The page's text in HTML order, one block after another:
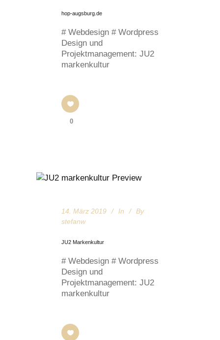
hop-augsburg.de
# Webdesign # Wordpress
Design und
Projektmanagement: JU2
markenkultur
0
14. März 2019 In
By
stefanw
JU2 Markenkultur
# Webdesign # Wordpress
Design und
Projektmanagement: JU2
markenkultur